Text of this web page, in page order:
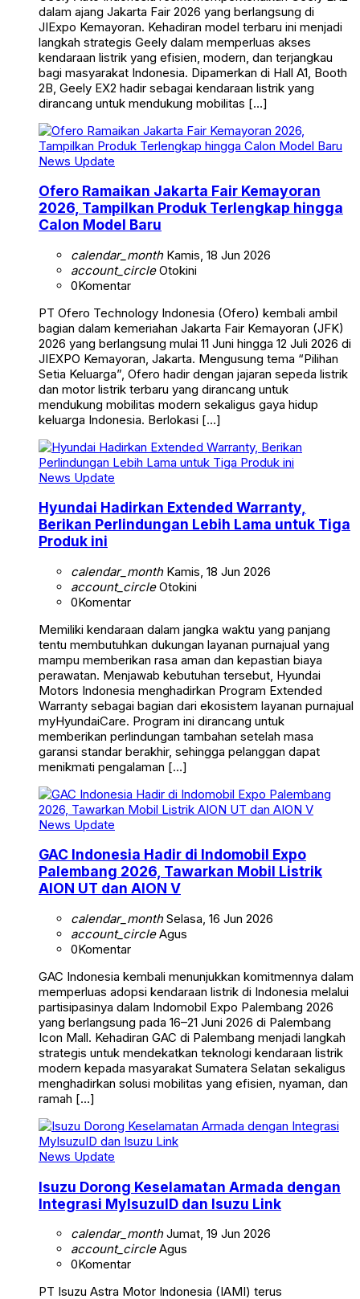
dalam ajang Jakarta Fair 2026 yang berlangsung di
JIExpo Kemayoran. Kehadiran model terbaru ini menjadi
langkah strategis Geely dalam memperluas akses
kendaraan listrik yang efisien, modern, dan terjangkau
bagi masyarakat Indonesia. Dipamerkan di Hall A1, Booth
2B, Geely EX2 hadir sebagai kendaraan listrik yang
dirancang untuk mendukung mobilitas […]
News Update
Ofero Ramaikan Jakarta Fair Kemayoran
2026, Tampilkan Produk Terlengkap hingga
Calon Model Baru
calendar_monthKamis, 18 Jun 2026
account_circleOtokini
0Komentar
PT Ofero Technology Indonesia (Ofero) kembali ambil
bagian dalam kemeriahan Jakarta Fair Kemayoran (JFK)
2026 yang berlangsung mulai 11 Juni hingga 12 Juli 2026 di
JIEXPO Kemayoran, Jakarta. Mengusung tema “Pilihan
Setia Keluarga”, Ofero hadir dengan jajaran sepeda listrik
dan motor listrik terbaru yang dirancang untuk
mendukung mobilitas modern sekaligus gaya hidup
keluarga Indonesia. Berlokasi […]
News Update
Hyundai Hadirkan Extended Warranty,
Berikan Perlindungan Lebih Lama untuk Tiga
Produk ini
calendar_monthKamis, 18 Jun 2026
account_circleOtokini
0Komentar
Memiliki kendaraan dalam jangka waktu yang panjang
tentu membutuhkan dukungan layanan purnajual yang
mampu memberikan rasa aman dan kepastian biaya
perawatan. Menjawab kebutuhan tersebut, Hyundai
Motors Indonesia menghadirkan Program Extended
Warranty sebagai bagian dari ekosistem layanan purnajual
myHyundaiCare. Program ini dirancang untuk
memberikan perlindungan tambahan setelah masa
garansi standar berakhir, sehingga pelanggan dapat
menikmati pengalaman […]
News Update
GAC Indonesia Hadir di Indomobil Expo
Palembang 2026, Tawarkan Mobil Listrik
AION UT dan AION V
calendar_monthSelasa, 16 Jun 2026
account_circleAgus
0Komentar
GAC Indonesia kembali menunjukkan komitmennya dalam
memperluas adopsi kendaraan listrik di Indonesia melalui
partisipasinya dalam Indomobil Expo Palembang 2026
yang berlangsung pada 16–21 Juni 2026 di Palembang
Icon Mall. Kehadiran GAC di Palembang menjadi langkah
strategis untuk mendekatkan teknologi kendaraan listrik
modern kepada masyarakat Sumatera Selatan sekaligus
menghadirkan solusi mobilitas yang efisien, nyaman, dan
ramah […]
News Update
Isuzu Dorong Keselamatan Armada dengan
Integrasi MyIsuzuID dan Isuzu Link
calendar_monthJumat, 19 Jun 2026
account_circleAgus
0Komentar
PT Isuzu Astra Motor Indonesia (IAMI) terus